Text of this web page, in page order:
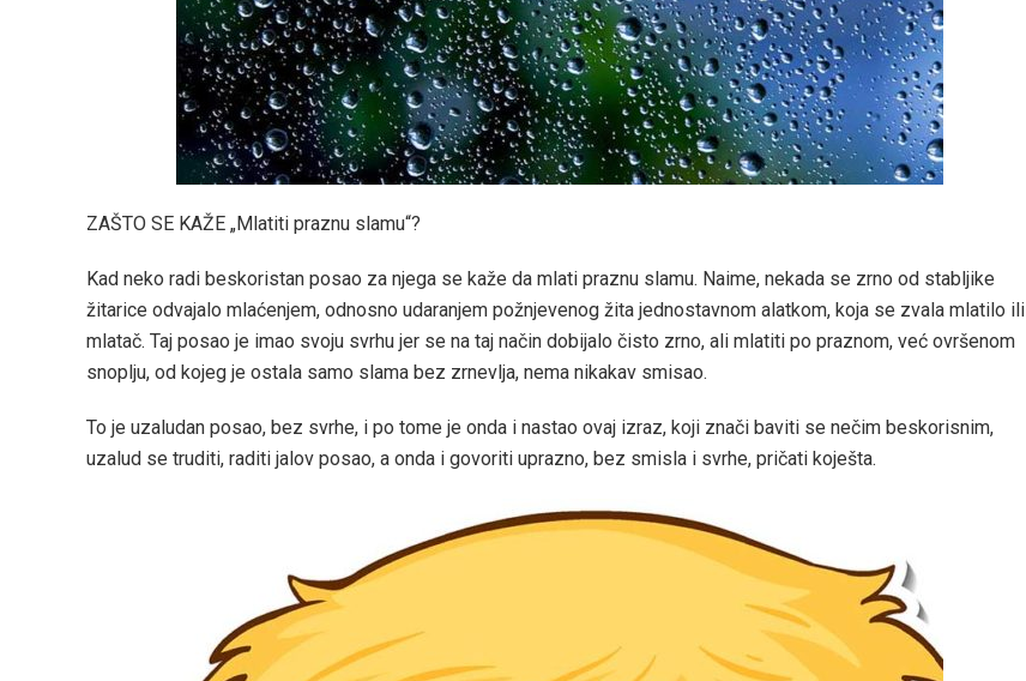
ZAŠTO SE KAŽE „Mlatiti praznu slamu“?
Kad neko radi beskoristan posao za njega se kaže da mlati praznu slamu. Naime, nekada se zrno od stabljike
žitarice odvajalo mlaćenjem, odnosno udaranjem požnjevenog žita jednostavnom alatkom, koja se zvala mlatilo ili
mlatač. Taj posao je imao svoju svrhu jer se na taj način dobijalo čisto zrno, ali mlatiti po praznom, već ovršenom
snoplju, od kojeg je ostala samo slama bez zrnevlja, nema nikakav smisao.
To je uzaludan posao, bez svrhe, i po tome je onda i nastao ovaj izraz, koji znači baviti se nečim beskorisnim,
uzalud se truditi, raditi jalov posao, a onda i govoriti uprazno, bez smisla i svrhe, pričati koješta.